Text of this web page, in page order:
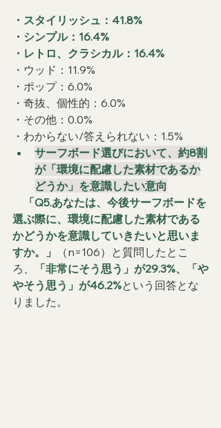
・スタイリッシュ：41.8%
・シンプル：16.4%
・レトロ、クラシカル：16.4%
・ウッド：11.9%
・ポップ：6.0%
・奇抜、個性的：6.0%
・その他：0.0%
・わからない/答えられない：1.5%
サーフボード選びにおいて、約8割
が「環境に配慮した素材であるか
どうか」を意識したい意向
「Q5.あなたは、今後サーフボードを
選ぶ際に、環境に配慮した素材である
かどうかを意識していきたいと思いま
すか。」
（n=106）と質問したとこ
ろ、
「非常にそう思う」が29.3%、「や
やそう思う」が46.2%という回答とな
りました。